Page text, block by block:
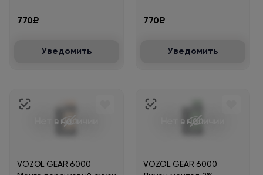
770₽
Уведомить
770₽
Уведомить
Нет в наличии
VOZOL GEAR 6000
Нет в наличии
VOZOL GEAR 6000